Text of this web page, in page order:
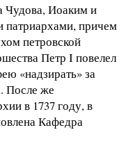
Чудова, Иоаким и
патриархами, причем
петровской
Петр I повелел
«надзирать» за
После же
в 1737 году, в
Кафедра